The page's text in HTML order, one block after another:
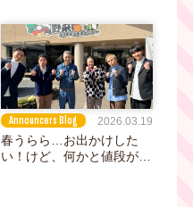
に！愉快でかわいい「おち
ゃメンタル☆パーティー」
のワンマンライブに行って
きました！
Announcers Blog 2026.03.19
春うらら…お出かけした
い！けど、何かと値段が高